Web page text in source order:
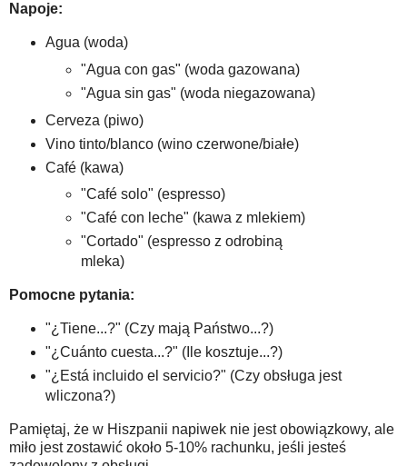
Napoje:
Agua (woda)
"Agua con gas" (woda gazowana)
"Agua sin gas" (woda niegazowana)
Cerveza (piwo)
Vino tinto/blanco (wino czerwone/białe)
Café (kawa)
"Café solo" (espresso)
"Café con leche" (kawa z mlekiem)
"Cortado" (espresso z odrobiną
mleka)
Pomocne pytania:
"¿Tiene...?" (Czy mają Państwo...?)
"¿Cuánto cuesta...?" (Ile kosztuje...?)
"¿Está incluido el servicio?" (Czy obsługa jest
wliczona?)
Pamiętaj, że w Hiszpanii napiwek nie jest obowiązkowy, ale
miło jest zostawić około 5-10% rachunku, jeśli jesteś